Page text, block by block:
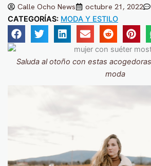
Calle Ocho News octubre 21, 2022
CATEGORÍAS: MODA Y ESTILO
Saluda al otoño con estas
moda